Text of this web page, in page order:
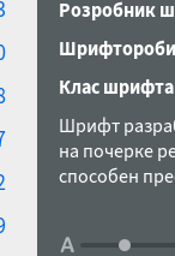
Розробник
Клас
Шрифт
на почерке
способен